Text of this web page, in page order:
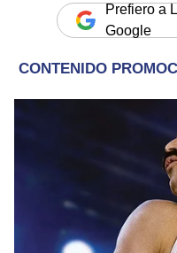
Prefiero a
Google